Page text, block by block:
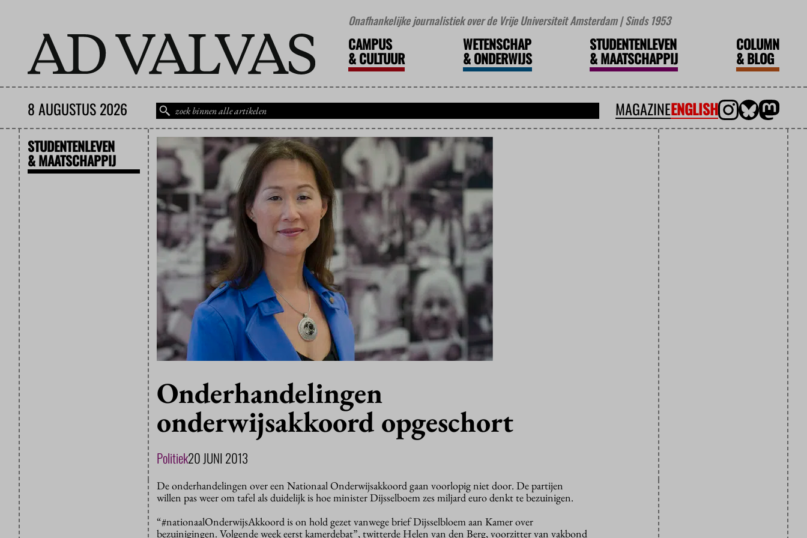
Onafhankelijke journalistiek over de Vrije Universiteit Amsterdam | Sinds 1953
CAMPUS
&CULTUUR
WETENSCHAP
&ONDERWIJS
STUDENTENLEVEN
&MAATSCHAPPIJ
COLUMN
&BLOG
8 AUGUSTUS 2026 MAGAZINEENGLISH
STUDENTENLEVEN
& MAATSCHAPPIJ
Onderhandelingen
onderwijsakkoord opgeschort
Politiek20 JUNI 2013
De onderhandelingen over een Nationaal Onderwijsakkoord gaan voorlopig niet door. De partijen
willen pas weer om tafel als duidelijk is hoe minister Dijsselboem zes miljard euro denkt te bezuinigen.
“#nationaalOnderwijsAkkoord is on hold gezet vanwege brief Dijsselbloem aan Kamer over
bezuinigingen. Volgende week eerst kamerdebat”, twitterde Helen van den Berg, voorzitter van vakbond